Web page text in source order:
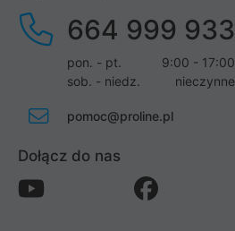
664 999 933
pon. - pt.
9:00 - 17:00
sob. - niedz.
nieczynne
pomoc@proline.pl
Dołącz do nas